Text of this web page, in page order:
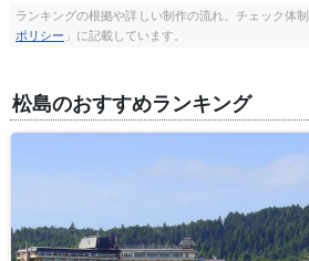
ランキングの根拠や詳しい制作の流れ、チェック体
ポリシー 」に記載しています。
松島のおすすめランキング